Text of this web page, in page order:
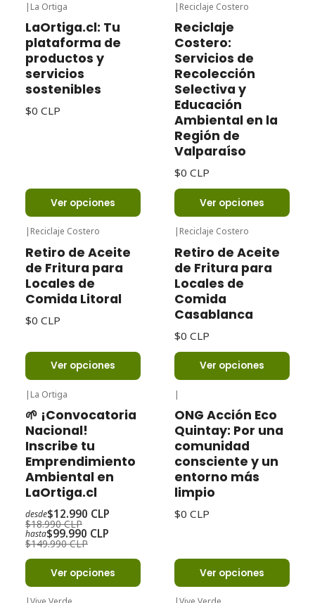
| La Ortiga
LaOrtiga.cl: Tu
plataforma de
productos y
servicios
sostenibles
$0 CLP
Ver opciones
| Reciclaje Costero
Reciclaje
Costero:
Servicios de
Recolección
Selectiva y
Educación
Ambiental en la
Región de
Valparaíso
$0 CLP
Ver opciones
| Reciclaje Costero
Retiro de Aceite
de Fritura para
Locales de
Comida Litoral
$0 CLP
Ver opciones
| Reciclaje Costero
Retiro de Aceite
de Fritura para
Locales de
Comida
Casablanca
$0 CLP
Ver opciones
| La Ortiga
🌱 ¡Convocatoria
Nacional!
Inscribe tu
Emprendimiento
Ambiental en
LaOrtiga.cl
desde$12.990 CLP
$18.990 CLP
hasta$99.990 CLP
$149.990 CLP
Ver opciones
|
ONG Acción Eco
Quintay: Por una
comunidad
consciente y un
entorno más
limpio
$0 CLP
Ver opciones